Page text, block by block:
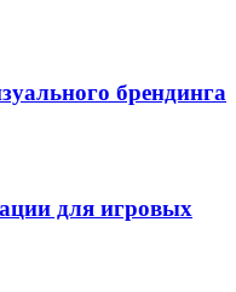
брендинга
для игровых